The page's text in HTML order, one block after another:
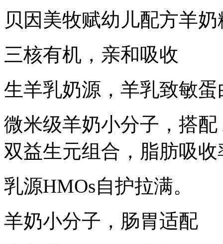
贝因美牧赋幼儿配方羊
三核有机，亲和吸收
生羊乳奶源，羊乳致敏
微米级羊奶小分子，搭
双益生元组合，脂肪吸收
乳源HMOs自护拉满。
羊奶小分子，肠胃适配